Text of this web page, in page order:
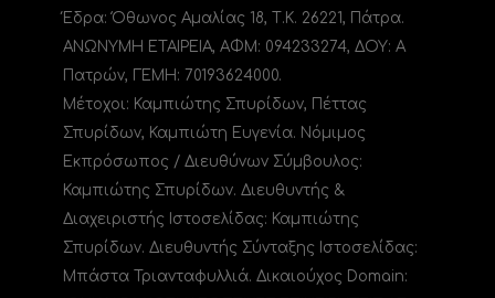
Έδρα: Όθωνος Αμαλίας 18, Τ.Κ. 26221, Πάτρα.
ΑΝΩΝΥΜΗ ΕΤΑΙΡΕΙΑ, ΑΦΜ: 094233274, ΔΟΥ: A
Πατρών, ΓΕΜΗ: 70193624000.
Μέτοχοι: Καμπιώτης Σπυρίδων, Πέττας
Σπυρίδων, Καμπιώτη Ευγενία. Νόμιμος
Εκπρόσωπος / Διευθύνων Σύμβουλος:
Καμπιώτης Σπυρίδων. Διευθυντής &
Διαχειριστής Ιστοσελίδας: Καμπιώτης
Σπυρίδων. Διευθυντής Σύνταξης Ιστοσελίδας:
Μπάστα Τριανταφυλλιά. Δικαιούχος Domain: